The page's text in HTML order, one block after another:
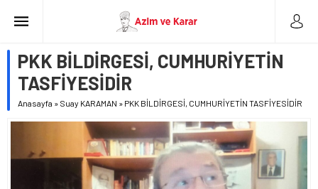
PKK BİLDİRGESİ, CUMHURİYETİN
TASFİYESİDİR
Anasayfa » Suay KARAMAN » PKK BİLDİRGESİ, CUMHURİYETİN TASFİYESİDİR